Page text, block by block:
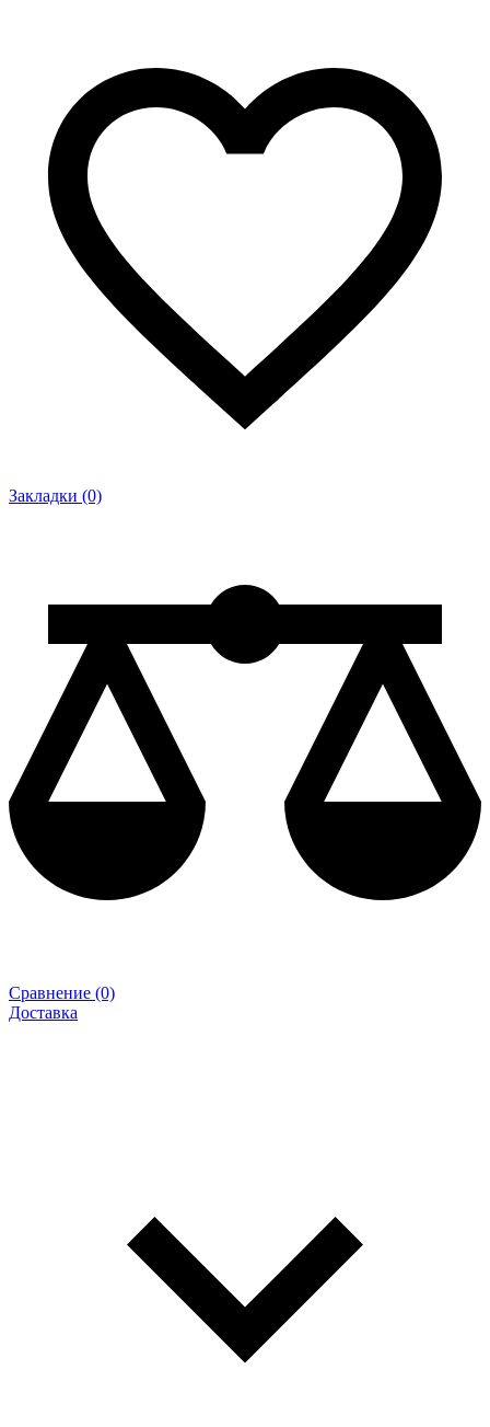
Закладки (0)
Сравнение (0)
Доставка